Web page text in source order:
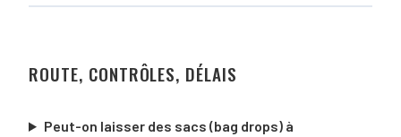
ROUTE, CONTRÔLES, DÉLAIS
Peut-on laisser des sacs (bag drops) à